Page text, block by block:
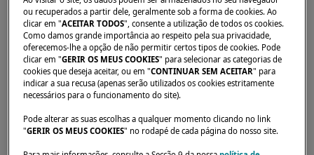
ou recuperados a partir dele, geralmente sob a forma de cookies. Ao
clicar em "ACEITAR TODOS", consente a utilização de todos os cookies.
Como damos grande importância ao respeito pela sua privacidade,
oferecemos-lhe a opção de não permitir certos tipos de cookies. Pode
clicar em "GERIR OS MEUS COOKIES" para selecionar as categorias de
cookies que deseja aceitar, ou em "CONTINUAR SEM ACEITAR" para
indicar a sua recusa (apenas serão utilizados os cookies estritamente
necessários para o funcionamento do site).
Pode alterar as suas escolhas a qualquer momento clicando no link
"GERIR OS MEUS COOKIES" no rodapé de cada página do nosso site.